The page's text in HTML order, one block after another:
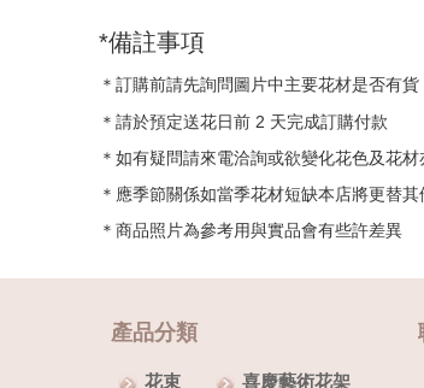
*備註事項
＊訂購前請先詢問圖片中主要花材是否有貨
＊請於預定送花日前 2 天完成訂購付款
＊如有疑問請來電洽詢或欲變化花色及花
＊應季節關係如當季花材短缺本店將更替
＊商品照片為參考用與實品會有些許差異
產品分類
花束 喜慶藝術花架